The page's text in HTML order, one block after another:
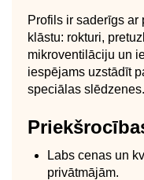
Profils ir saderīgs
klāstu: rokturi,
mikroventilāciju un
iespējams uzstādīt
speciālas slēdzenes.
Labs cenas un
privātmājām.